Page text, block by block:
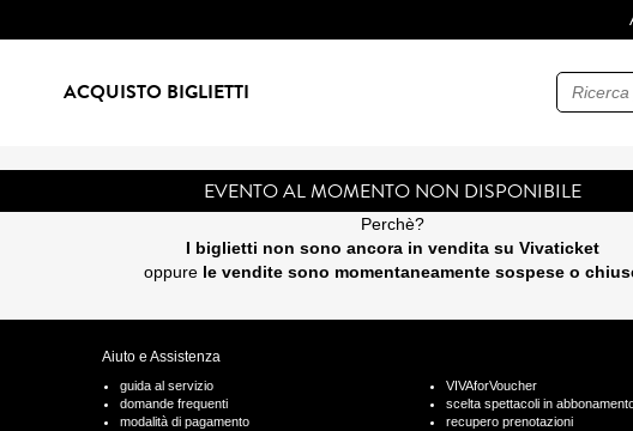
ACQUISTO BIGLIETTI Ricerca
EVENTO AL MOMENTO NON DISPONIBILE
Perchè?
I biglietti non sono ancora in vendita su Vivaticket
oppure le vendite sono momentaneamente sospese o
Aiuto e Assistenza
guida al servizio
domande frequenti
modalità di pagamento
VIVAforVoucher
scelta spettacoli in
recupero prenotazioni